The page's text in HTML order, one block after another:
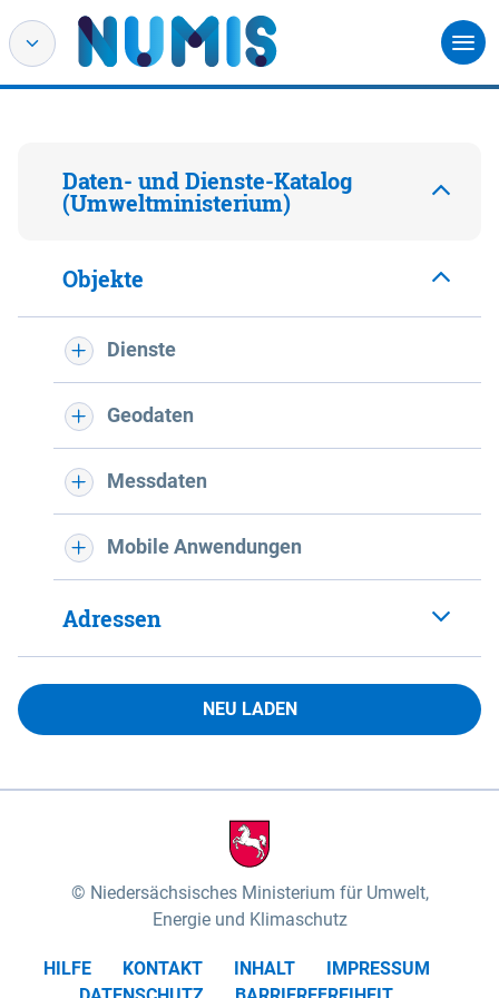
Daten- und Dienste-Katalog
(Umweltministerium)
Objekte
Dienste
Geodaten
Messdaten
Mobile Anwendungen
Adressen
NEU LADEN
Niedersächsisches Ministerium für Umwelt,
Energie und Klimaschutz
HILFE KONTAKT INHALT
IMPRESSUM